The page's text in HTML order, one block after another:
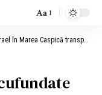
Aa
transportau arme din Rusia către Iran